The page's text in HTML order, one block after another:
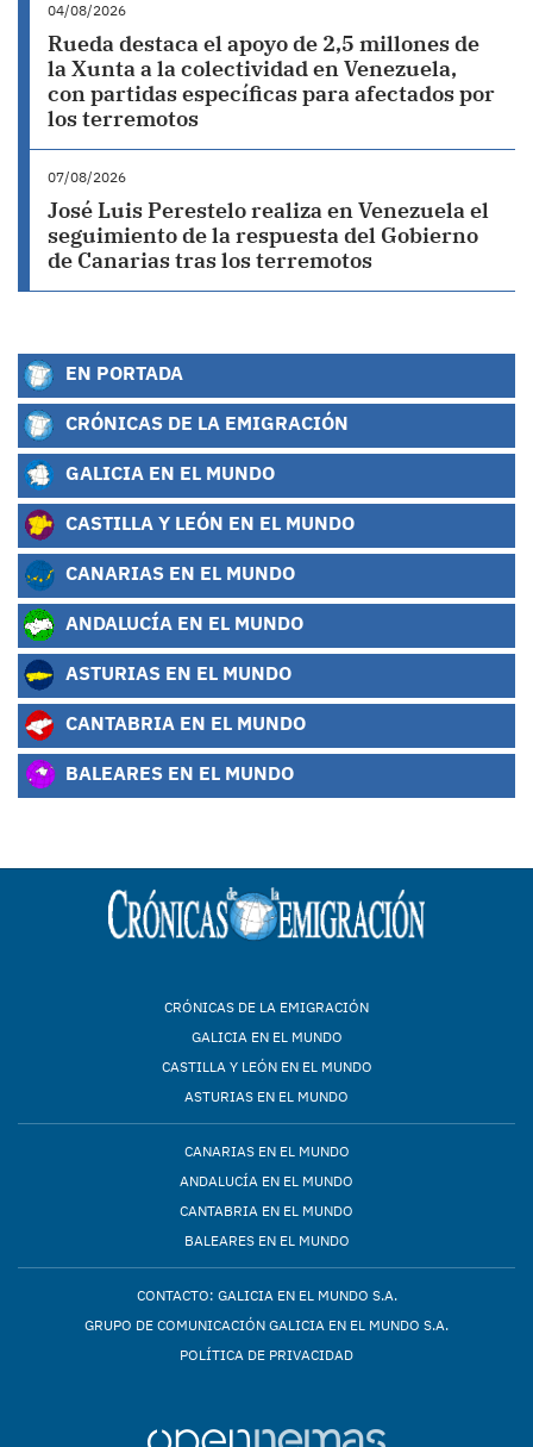
04/08/2026
Rueda destaca el apoyo de 2,5 millones de
la Xunta a la colectividad en Venezuela,
con partidas específicas para afectados por
los terremotos
07/08/2026
José Luis Perestelo realiza en Venezuela el
seguimiento de la respuesta del Gobierno
de Canarias tras los terremotos
EN PORTADA
CRÓNICAS DE LA EMIGRACIÓN
GALICIA EN EL MUNDO
CASTILLA Y LEÓN EN EL MUNDO
CANARIAS EN EL MUNDO
ANDALUCÍA EN EL MUNDO
ASTURIAS EN EL MUNDO
CANTABRIA EN EL MUNDO
BALEARES EN EL MUNDO
CRÓNICAS DE LA EMIGRACIÓN
GALICIA EN EL MUNDO
CASTILLA Y LEÓN EN EL MUNDO
ASTURIAS EN EL MUNDO
CANARIAS EN EL MUNDO
ANDALUCÍA EN EL MUNDO
CANTABRIA EN EL MUNDO
BALEARES EN EL MUNDO
CONTACTO: GALICIA EN EL MUNDO S.A.
GRUPO DE COMUNICACIÓN GALICIA EN EL MUNDO S.A.
POLÍTICA DE PRIVACIDAD